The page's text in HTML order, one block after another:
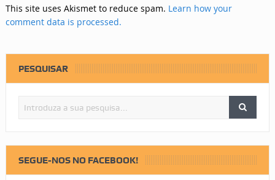
This site uses Akismet to reduce spam. Learn how your
comment data is processed.
PESQUISAR
SEGUE-NOS NO FACEBOOK!